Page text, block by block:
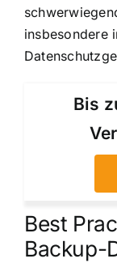
insbesondere
Bis
Best
Backup-